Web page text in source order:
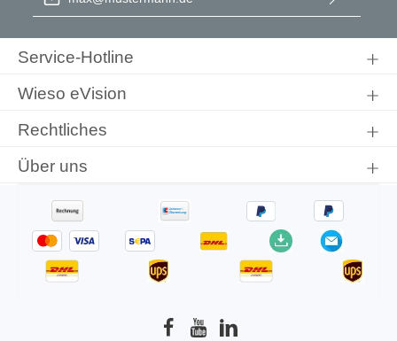
einverstanden.
Service-Hotline
Wieso eVision
Rechtliches
Über uns